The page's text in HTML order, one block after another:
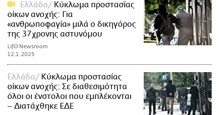
Ελλάδα
Κύκλωμα προστασίας
οίκων ανοχής: Για
«ανθρωποφαγία» μιλά ο δικηγόρος
της 37χρονης αστυνόμου
LifO Newsroom
12.1.2025
Ελλάδα
Κύκλωμα προστασίας
οίκων ανοχής: Σε διαθεσιμότητα
όλοι οι ένστολοι που εμπλέκονται
– Διατάχθηκε ΕΔΕ